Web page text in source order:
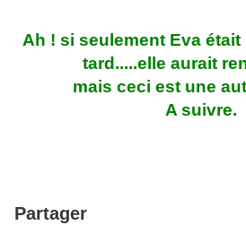
Ah ! si seulement Eva
tard.....elle aurait
mais ceci est une
A suivre.
Partager